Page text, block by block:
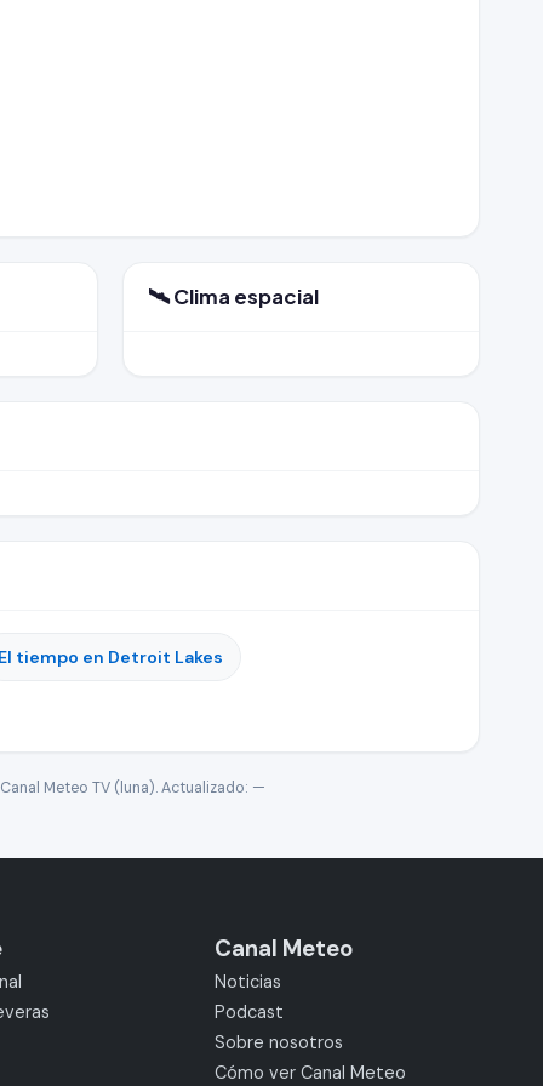
🛰️ Clima espacial
El tiempo en Detroit Lakes
Meteo TV (luna). Actualizado: —
Canal Meteo
Noticias
Podcast
Sobre nosotros
Cómo ver Canal Meteo